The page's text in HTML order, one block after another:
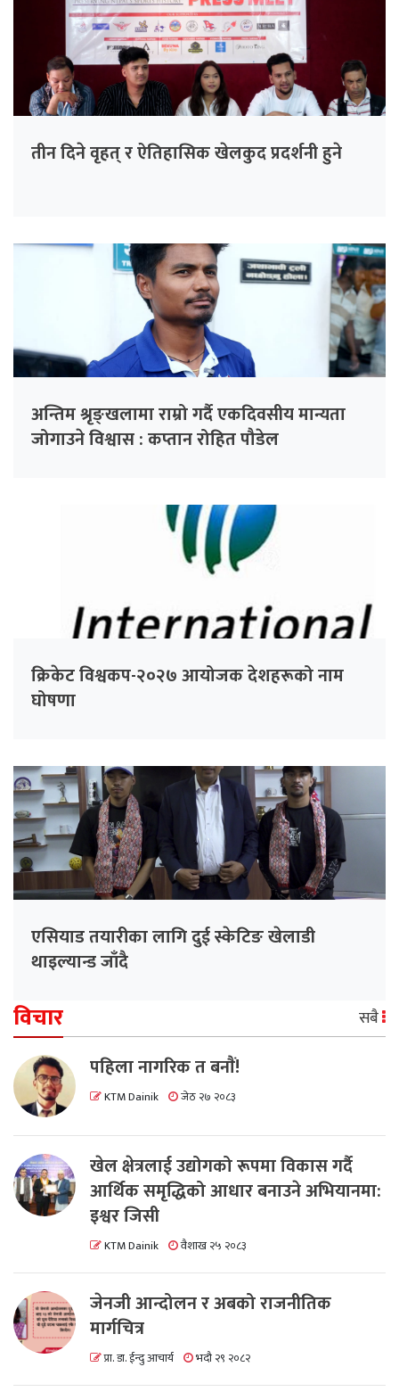
तीन दिने वृहत् र ऐतिहासिक खेलकुद प्रदर्शनी हुने
अन्तिम श्रृङ्खलामा राम्रो गर्दै एकदिवसीय मान्यता
जोगाउने विश्वास : कप्तान रोहित पौडेल
क्रिकेट विश्वकप-२०२७ आयोजक देशहरूको नाम
घोषणा
एसियाड तयारीका लागि दुई स्केटिङ खेलाडी
थाइल्यान्ड जाँदै
विचार सबै
पहिला नागरिक त बनाैं!
KTM Dainik जेठ २७ २०८३
खेल क्षेत्रलाई उद्योगको रूपमा विकास गर्दै
आर्थिक समृद्धिको आधार बनाउने अभियानमा:
इश्वर जिसी
KTM Dainik वैशाख २५ २०८३
जेनजी आन्दोलन र अबको राजनीतिक
मार्गचित्र
प्रा. डा. ईन्दु आचार्य भदौ २९ २०८२